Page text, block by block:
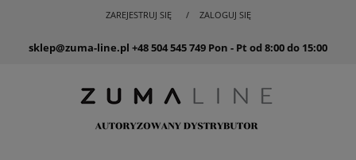
ZAREJESTRUJ SIĘ ZALOGUJ SIĘ
sklep@zuma-line.pl +48 504 545 749 Pon - Pt od 8:00 do 15:00